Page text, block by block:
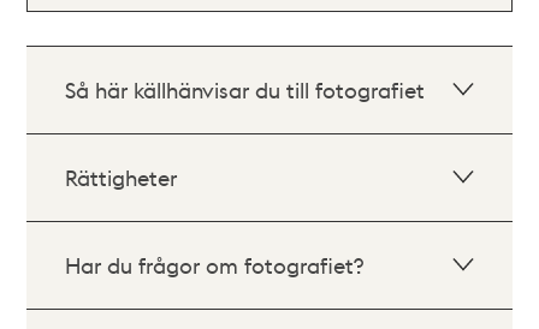
Så här källhänvisar du till fotografiet
Rättigheter
Har du frågor om fotografiet?